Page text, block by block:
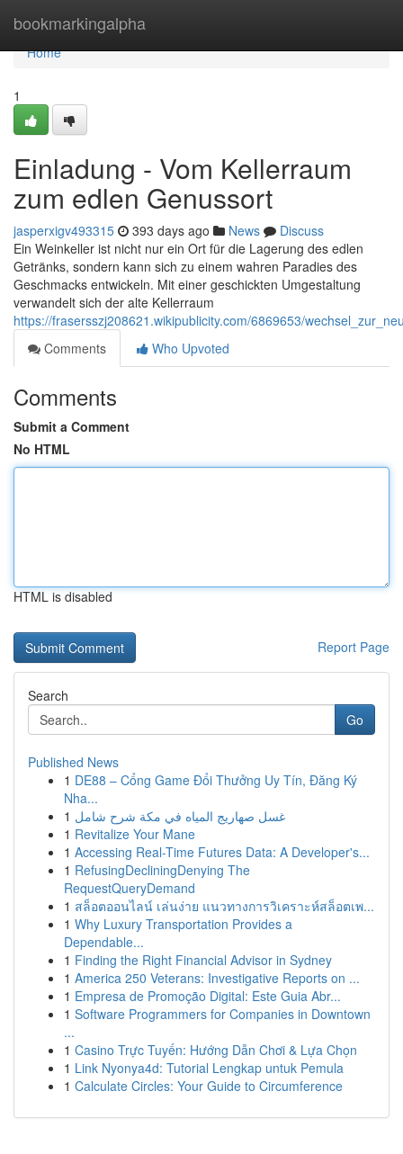
bookmarkingalpha
Home
Home
1
Einladung - Vom Kellerraum
zum edlen Genussort
jasperxigv493315 393 days ago News
Discuss
Ein Weinkeller ist nicht nur ein Ort für die Lagerung des edlen
Getränks, sondern kann sich zu einem wahren Paradies des
Geschmacks entwickeln. Mit einer geschickten Umgestaltung
verwandelt sich der alte Kellerraum
https://frasersszj208621.wikipublicity.com/6869653/
Comments
Who Upvoted
Comments
Submit a Comment
No HTML
HTML is disabled
Report Page
Search
Go
Published News
1 DE88 – Cổng Game Đổi Thưởng Uy Tín, Đăng Ký
Nha...
1 غسل صهاريج المياه في مكة شرح شامل
1 Revitalize Your Mane
1 Accessing Real-Time Futures Data: A Developer's...
1 RefusingDecliningDenying The
RequestQueryDemand
1 สล็อตออนไลน์ เล่นง่าย แนวทางการวิเคราะห์สล็อตเพ...
1 Why Luxury Transportation Provides a
Dependable...
1 Finding the Right Financial Advisor in Sydney
1 America 250 Veterans: Investigative Reports on ...
1 Empresa de Promoção Digital: Este Guia Abr...
1 Software Programmers for Companies in Downtown
...
1 Casino Trực Tuyến: Hướng Dẫn Chơi & Lựa Chọn
1 Link Nyonya4d: Tutorial Lengkap untuk Pemula
1 Calculate Circles: Your Guide to Circumference